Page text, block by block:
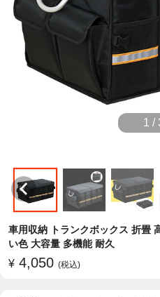
1 /
車用収納 トランクボックス 折畳
い色 大容量 多機能 耐久
¥ 4,050 (税込)